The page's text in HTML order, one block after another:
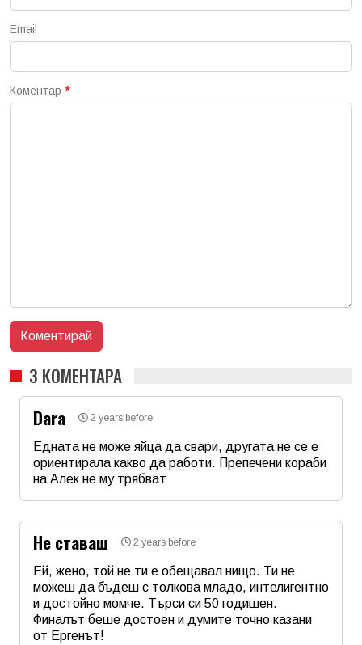
Email
Коментар *
3 КОМЕНТАРА
Dara
2 years before
Едната не може яйца да свари, другата не се е
ориентирала какво да работи. Препечени кораби
на Алек не му трябват
Коментар *
Не ставаш 2 years before
Ей, жено, той не ти е обещавал нищо. Ти не
можеш да бъдеш с толкова младо, интелигентно
и достойно момче. Търси си 50 годишен.
Финалът беше достоен и думите точно казани
от Ергенът!